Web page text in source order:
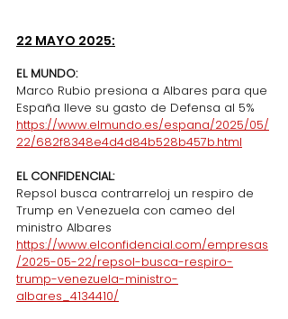
22 MAYO 2025:
EL MUNDO:
Marco Rubio presiona a Albares para que
España lleve su gasto de Defensa al 5%
https://www.elmundo.es/espana/2025/05/
22/682f8348e4d4d84b528b457b.html
EL CONFIDENCIAL:
Repsol busca contrarreloj un respiro de
Trump en Venezuela con cameo del
ministro Albares
https://www.elconfidencial.com/empresas
/2025-05-22/repsol-busca-respiro-
trump-venezuela-ministro-
albares_4134410/